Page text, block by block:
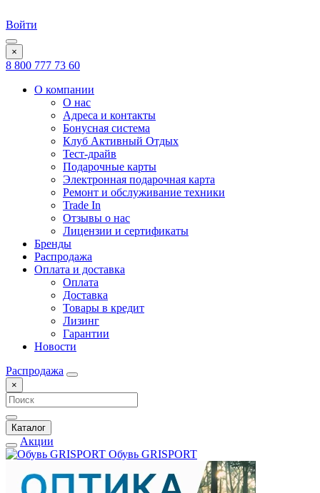
Войти
×
8 800 777 73 60
О компании
О нас
Адреса и контакты
Бонусная система
Клуб Активный Отдых
Тест-драйв
Подарочные карты
Электронная подарочная карта
Ремонт и обслуживание техники
Trade In
Отзывы о нас
Лицензии и сертификаты
Бренды
Распродажа
Оплата и доставка
Оплата
Доставка
Товары в кредит
Лизинг
Гарантии
Новости
Распродажа
×
Каталог
Акции
Обувь GRISPORT